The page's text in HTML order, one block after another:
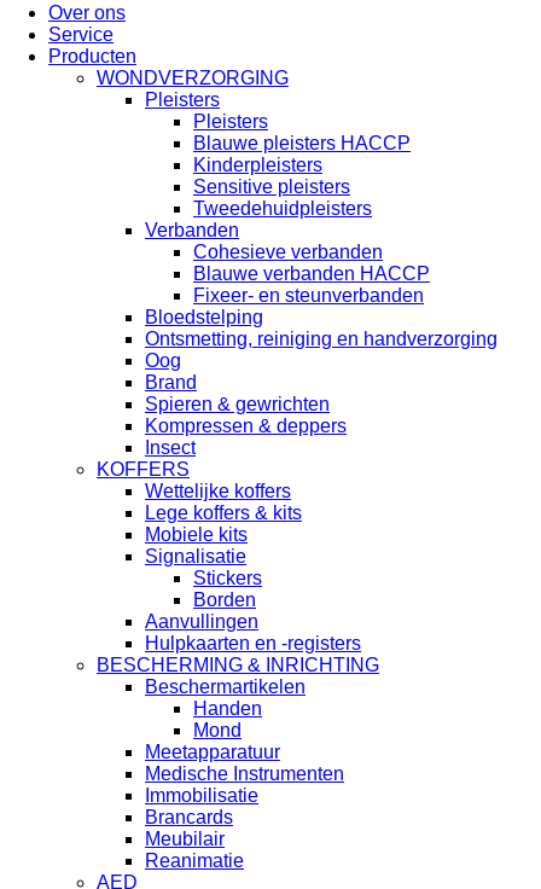
Over ons
Service
Producten
WONDVERZORGING
Pleisters
Pleisters
Blauwe pleisters HACCP
Kinderpleisters
Sensitive pleisters
Tweedehuidpleisters
Verbanden
Cohesieve verbanden
Blauwe verbanden HACCP
Fixeer- en steunverbanden
Bloedstelping
Ontsmetting, reiniging en handverzorging
Oog
Brand
Spieren & gewrichten
Kompressen & deppers
Insect
KOFFERS
Wettelijke koffers
Lege koffers & kits
Mobiele kits
Signalisatie
Stickers
Borden
Aanvullingen
Hulpkaarten en -registers
BESCHERMING & INRICHTING
Beschermartikelen
Handen
Mond
Meetapparatuur
Medische Instrumenten
Immobilisatie
Brancards
Meubilair
Reanimatie
AED